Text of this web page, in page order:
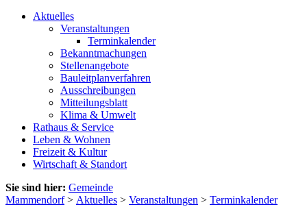
Aktuelles
Veranstaltungen
Terminkalender
Bekanntmachungen
Stellenangebote
Bauleitplanverfahren
Ausschreibungen
Mitteilungsblatt
Klima & Umwelt
Rathaus & Service
Leben & Wohnen
Freizeit & Kultur
Wirtschaft & Standort
Sie sind hier: Gemeinde
Mammendorf> Aktuelles > Veranstaltungen > Terminkalender